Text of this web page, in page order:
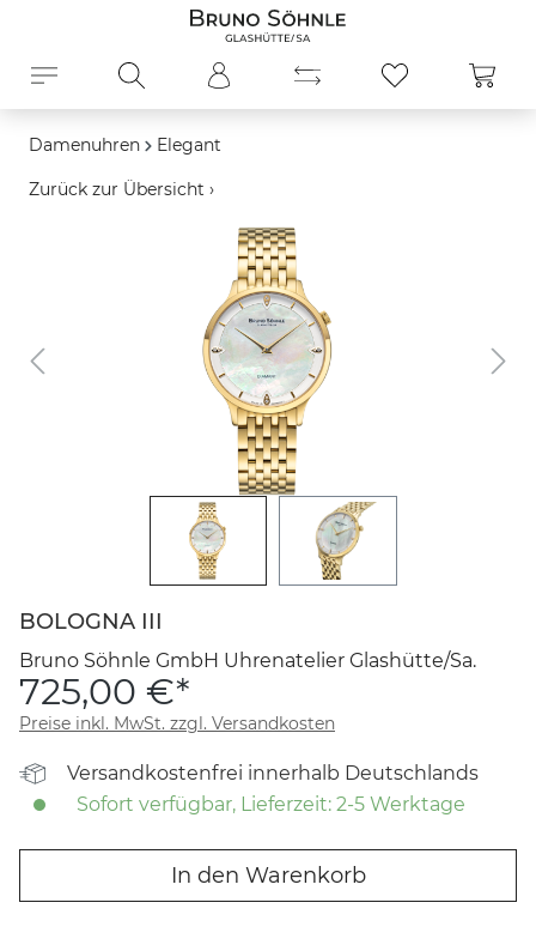
Damenuhren Elegant
Zurück zur Übersicht ›
Bildergalerie überspringen
BOLOGNA III
Bruno Söhnle GmbH Uhrenatelier Glashütte/Sa.
725,00 €*
Preise inkl. MwSt. zzgl. Versandkosten
Versandkostenfrei innerhalb Deutschlands
Sofort verfügbar, Lieferzeit: 2-5 Werktage
In den Warenkorb